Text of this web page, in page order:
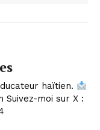
haïtien.
Suivez-moi sur X :